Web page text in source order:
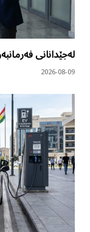
لەجێدانانی
2026-08-09